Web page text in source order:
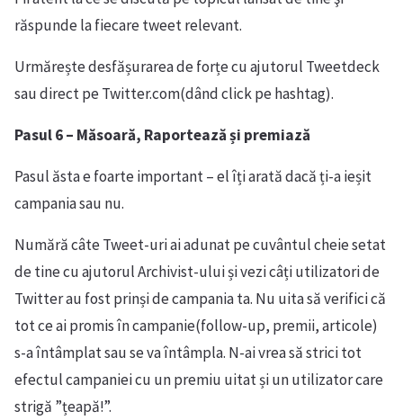
răspunde la fiecare tweet relevant.
Urmărește desfășurarea de forțe cu ajutorul Tweetdeck
sau direct pe Twitter.com(dând click pe hashtag).
Pasul 6 – Măsoară, Raportează și premiază
Pasul ăsta e foarte important – el îți arată dacă ți-a ieșit
campania sau nu.
Numără câte Tweet-uri ai adunat pe cuvântul cheie setat
de tine cu ajutorul Archivist-ului și vezi câți utilizatori de
Twitter au fost prinși de campania ta. Nu uita să verifici că
tot ce ai promis în campanie(follow-up, premii, articole)
s-a întâmplat sau se va întâmpla. N-ai vrea să strici tot
efectul campaniei cu un premiu uitat și un utilizator care
strigă ”țeapă!”.